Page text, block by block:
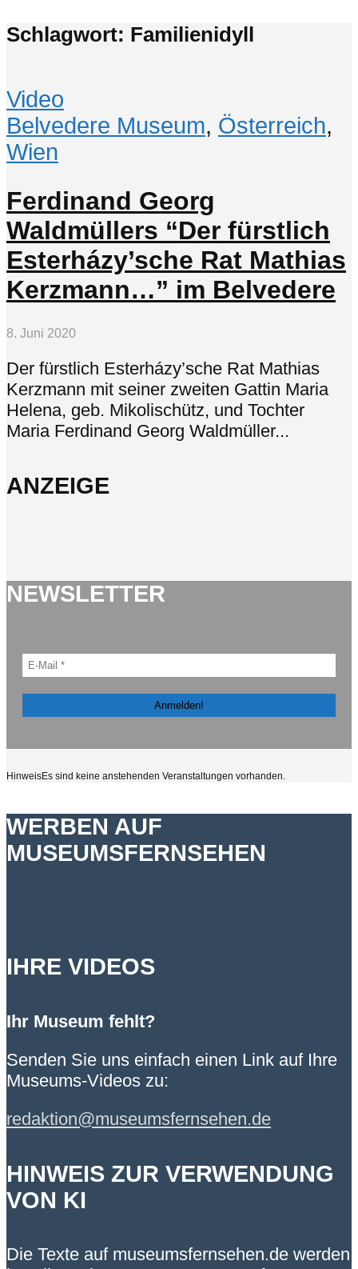
Schlagwort: Familienidyll
Video
Belvedere Museum, Österreich,
Wien
Ferdinand Georg
Waldmüllers “Der fürstlich
Esterházy’sche Rat Mathias
Kerzmann…” im Belvedere
8. Juni 2020
Der fürstlich Esterházy’sche Rat Mathias
Kerzmann mit seiner zweiten Gattin Maria
Helena, geb. Mikolischütz, und Tochter
Maria Ferdinand Georg Waldmüller...
ANZEIGE
NEWSLETTER
HinweisEs sind keine anstehenden Veranstaltungen vorhanden.
WERBEN AUF
MUSEUMSFERNSEHEN
IHRE VIDEOS
Ihr Museum fehlt?
Senden Sie uns einfach einen Link auf Ihre
Museums-Videos zu:
redaktion@museumsfernsehen.de
HINWEIS ZUR VERWENDUNG
VON KI
Die Texte auf museumsfernsehen.de werden